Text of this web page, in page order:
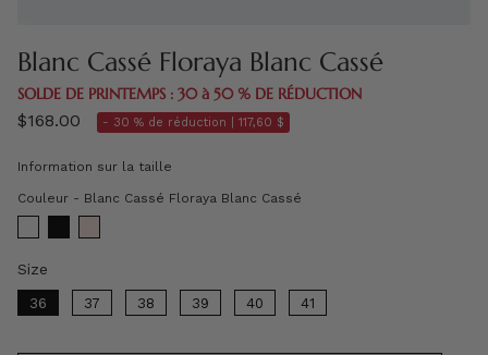
Blanc Cassé Floraya Blanc Cassé
SOLDE DE PRINTEMPS : 30 à 50 % DE RÉDUCTION
$168.00 - 30 % de réduction | 117,60 $
Information sur la taille
Couleur - Blanc Cassé Floraya Blanc Cassé
Size
36 37 38 39 40 41